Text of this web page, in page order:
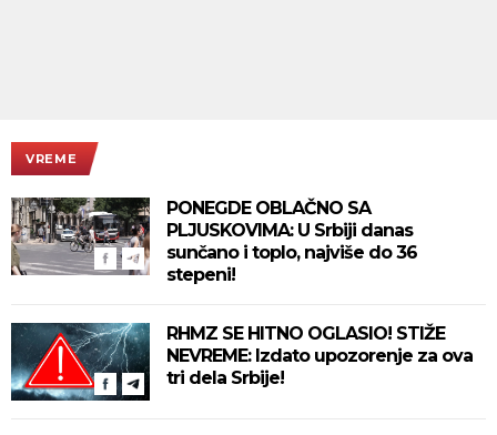
VREME
PONEGDE OBLAČNO SA
PLJUSKOVIMA: U Srbiji danas
sunčano i toplo, najviše do 36
stepeni!
RHMZ SE HITNO OGLASIO! STIŽE
NEVREME: Izdato upozorenje za ova
tri dela Srbije!